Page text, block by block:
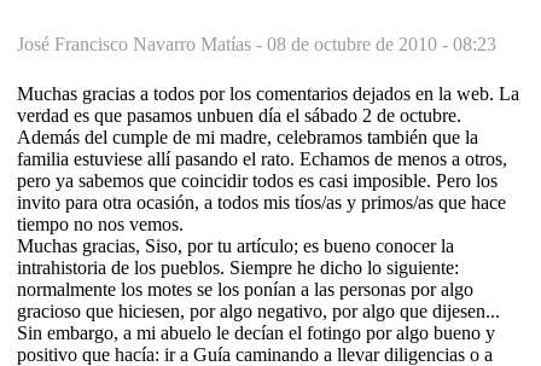
José Francisco Navarro Matías - 08 de octubre de 2010 - 08:23
Muchas gracias a todos por los comentarios dejados en la web. La
verdad es que pasamos unbuen día el sábado 2 de octubre.
Además del cumple de mi madre, celebramos también que la
familia estuviese allí pasando el rato. Echamos de menos a otros,
pero ya sabemos que coincidir todos es casi imposible. Pero los
invito para otra ocasión, a todos mis tíos/as y primos/as que hace
tiempo no nos vemos.
Muchas gracias, Siso, por tu artículo; es bueno conocer la
intrahistoria de los pueblos. Siempre he dicho lo siguiente:
normalmente los motes se los ponían a las personas por algo
gracioso que hiciesen, por algo negativo, por algo que dijesen...
Sin embargo, a mi abuelo le decían el fotingo por algo bueno y
positivo que hacía: ir a Guía caminando a llevar diligencias o a